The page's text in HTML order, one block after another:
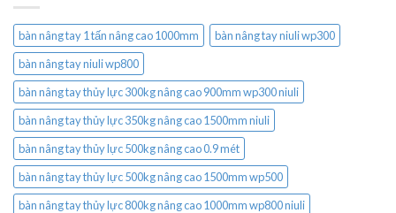
bàn nâng tay 1 tấn nâng cao 1000mm
bàn nâng tay niuli wp300
bàn nâng tay niuli wp800
bàn nâng tay thủy lực 300kg nâng cao 900mm wp300 niuli
bàn nâng tay thủy lực 350kg nâng cao 1500mm niuli
bàn nâng tay thủy lực 500kg nâng cao 0.9 mét
bàn nâng tay thủy lực 500kg nâng cao 1500mm wp500
bàn nâng tay thủy lực 800kg nâng cao 1000mm wp800 niuli